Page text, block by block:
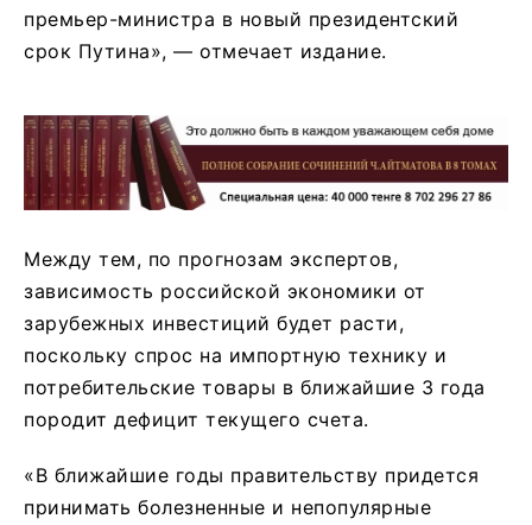
премьер-министра в новый президентский
срок Путина», — отмечает издание.
Между тем, по прогнозам экспертов,
зависимость российской экономики от
зарубежных инвестиций будет расти,
поскольку спрос на импортную технику и
потребительские товары в ближайшие 3 года
породит дефицит текущего счета.
«В ближайшие годы правительству придется
принимать болезненные и непопулярные